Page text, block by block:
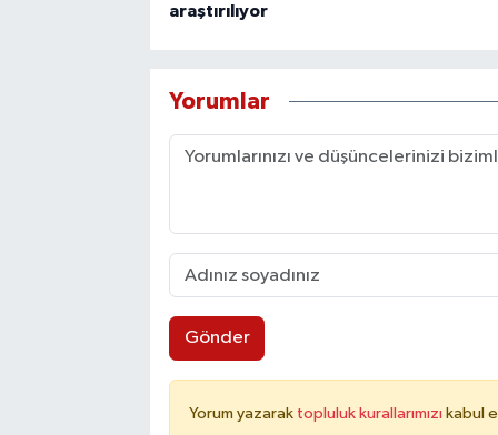
araştırılıyor
Yorumlar
Gönder
Yorum yazarak topluluk kurallarımızı kabul